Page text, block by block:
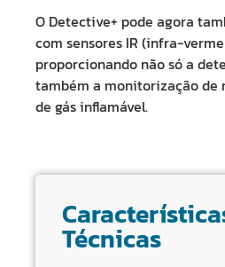
O Detective+ pode agora
com sensores IR (infra-
proporcionando não só a
também a monitorização de
de gás inflamável.
Técnicas